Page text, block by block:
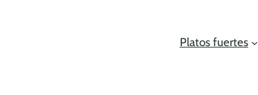
Platos fuertes